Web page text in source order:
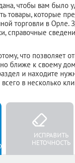
чтобы вам было
товары, которые
торговли в Орле.
справочные
что позволяет
ближе к своему
и находите
в несколько
ИСПРАВИТЬ
НЕТОЧНОСТЬ